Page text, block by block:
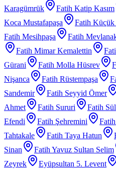
Karagümrük Fatih Katip Kasım
Koca Mustafapaşa
Fatih Küçük
Fatih Mesihpaşa
Fatih
Fatih Mimar Kemalettin
Gürani
Fatih Molla Hüsrev
Nişanca
Fatih Rüstempaşa
Sarıdemir
Fatih Seyyid Ömer
Ahmet
Fatih Sururi Fatih
Efendi
Fatih Şehremini
Tahtakale
Fatih Taya Hatun
Sinan
Fatih Yavuz Sultan Selim
Zeyrek
Eyüpsultan 5. Levent